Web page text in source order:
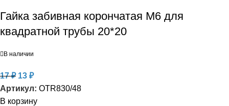
Гайка забивная корончатая М6 для
квадратной трубы 20*20
В наличии
17₽ 13 ₽
Артикул: ОТR830/48
В корзину